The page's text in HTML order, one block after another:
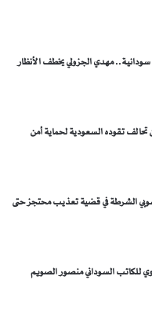
مهدي الجزولي يخطف الأنظار
تحالف تقوده السعودية لحماية أمن
لـ6 من منسوبي الشرطة في قضية تعذيب محتجز حتى
للكاتب السوداني منصور الصويم